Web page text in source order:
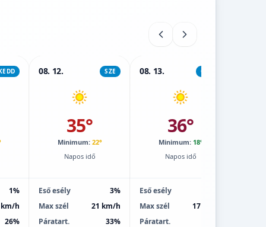
1%
h
26%
08. 12. SZE
35°
Minimum: 22°
Napos idő
Eső esély
3%
Max szél
21 km/h
Páratart.
33%
08. 13. CSÜT
36°
Minimum: 18°
Napos idő
Eső esély
Max szél
17 km/h
Páratart.